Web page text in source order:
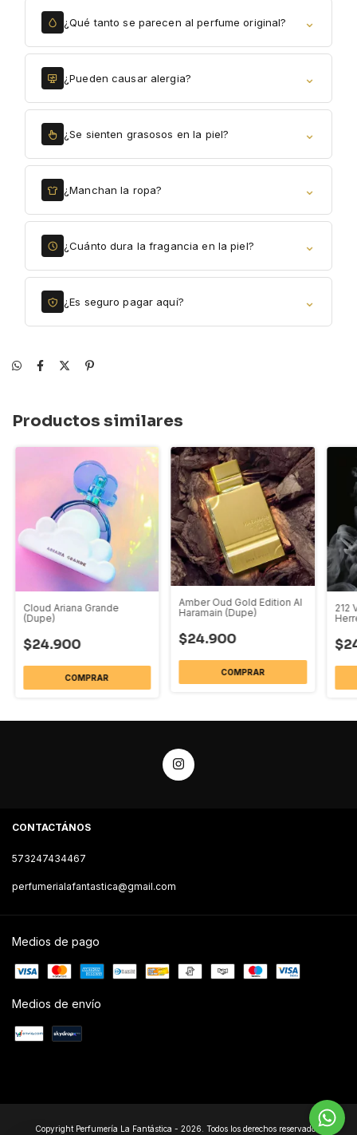
¿Qué tanto se parecen al perfume original? ⌄
¿Pueden causar alergia? ⌄
¿Se sienten grasosos en la piel? ⌄
¿Manchan la ropa? ⌄
¿Cuánto dura la fragancia en la piel? ⌄
¿Es seguro pagar aquí? ⌄
Productos similares
Cloud Ariana Grande
(Dupe)
$24.900
COMPRAR
Amber Oud Gold Edition Al
Haramain (Dupe)
$24.900
COMPRAR
212
CONTACTÁNOS
573247434467
perfumerialafantastica@gmail.com
Medios de pago
Medios de envío
Copyright Perfumería La Fantástica - 2026. Todos los derechos reservados.